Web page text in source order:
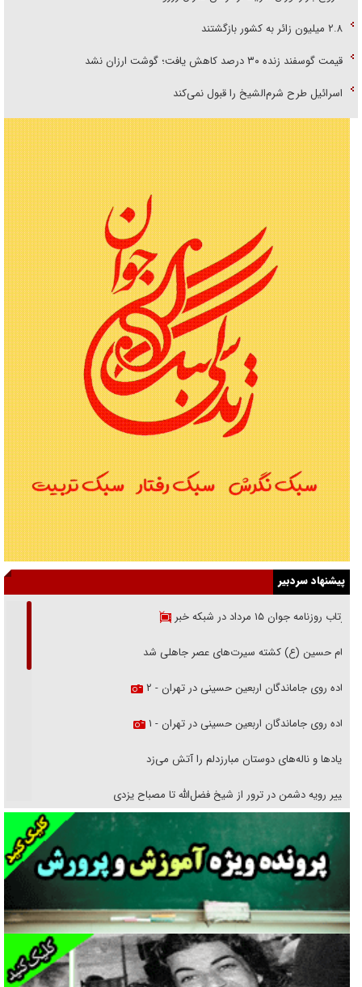
۲.۸ میلیون زائر به کشور بازگشتند
قیمت گوسفند زنده ۳۰ درصد کاهش یافت؛ گوشت ارزان نشد
اسرائیل طرح شرم‌الشیخ را قبول نمی‌کند
پیشنهاد سردبیر
بازتاب روزنامه جوان ۱۵ مرداد در شبکه خبر
امام حسین (ع) کشته سیرت‌های عصر جاهلی شد
پیاده روی جاماندگان اربعین حسینی در تهران - ۲
پیاده روی جاماندگان اربعین حسینی در تهران - ۱
فریاد‌ها و ناله‌های دوستان مبارزدلم را آتش می‌زد
تغییر رویه دشمن در ترور از شیخ فضل‌الله تا مصباح یزدی
خرید قسطی اولش خنده و آخرش گریه است!
فوتبال و آن «بالا»!
راهبرد غافلگیری با نسل جدید پهپاد‌ها
جنجال پزشکان تقلبی در صنعت زیبایی
یهودی‌ها در ادبیات داستانی اروپا؛ از شکسپیر تا دیکنز